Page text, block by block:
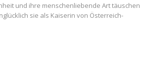
und ihre menschenliebende Art täuschen
sie als Kaiserin von Österreich-